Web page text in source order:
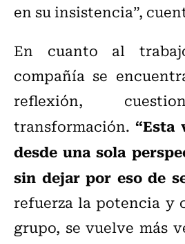
en su insistencia”,
En cuanto al
compañía se
reflexión,
transformación.“Esta
desde una sola
sin dejar por eso de
refuerza la potencia y
grupo, se vuelve más